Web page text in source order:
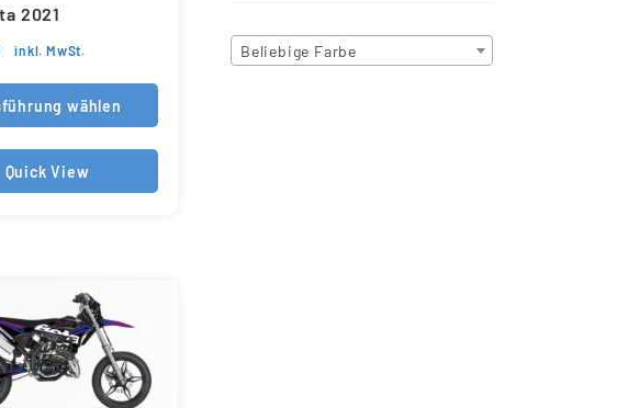
2021
inkl. MwSt.
wählen
Quick View
Beliebige Farbe